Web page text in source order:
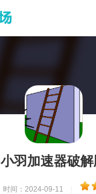
小羽加速器破解
时间：2024-09-11